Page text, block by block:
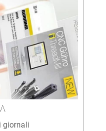
giornali